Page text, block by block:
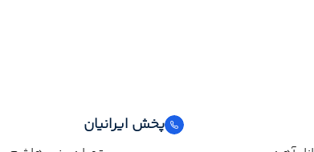
پخش ایرانیان